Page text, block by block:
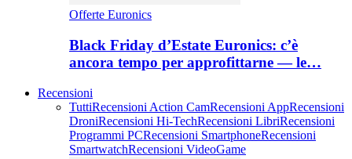
Offerte Euronics
Black Friday d’Estate Euronics: c’è
ancora tempo per approfittarne — le…
Recensioni
TuttiRecensioni Action CamRecensioni AppRecensioni
DroniRecensioni Hi-TechRecensioni LibriRecensioni
Programmi PCRecensioni SmartphoneRecensioni
SmartwatchRecensioni VideoGame